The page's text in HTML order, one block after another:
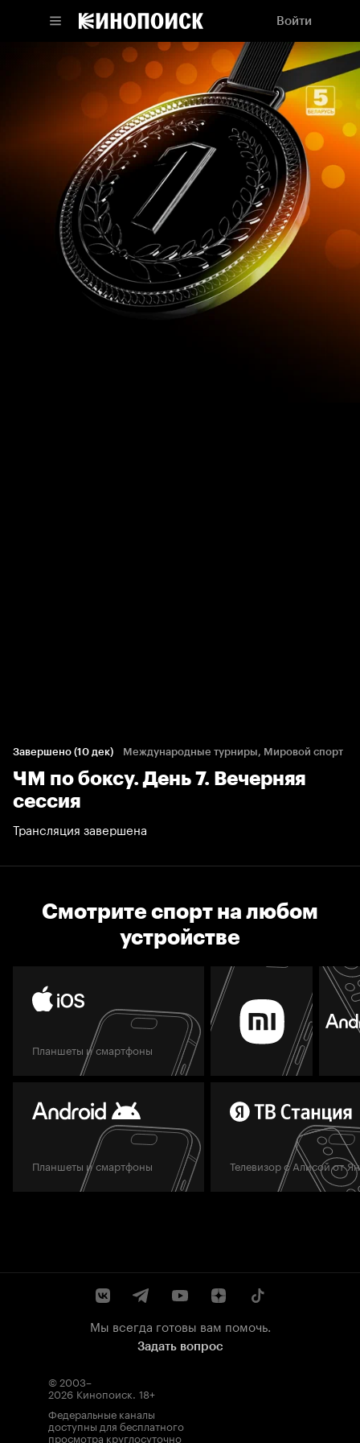
Войти
Завершено (10 дек) Международные турниры, Мировой спорт
ЧМ по боксу. День 7. Вечерняя
сессия
Трансляция завершена
Смотрите спорт на любом
устройстве
Планшеты и смартфоны
Планшеты и смартфоны Телевизор с Алисой от
Мы всегда готовы вам помочь.
Задать вопрос
© 2003–
2026 Кинопоиск. 18+
Федеральные каналы
доступны для бесплатного
просмотра круглосуточно